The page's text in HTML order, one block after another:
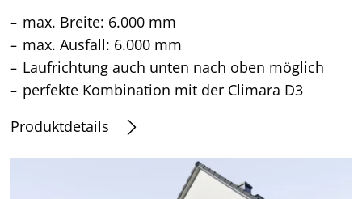
max. Breite: 6.000 mm
max. Ausfall: 6.000 mm
Laufrichtung auch unten nach oben möglich
perfekte Kombination mit der Climara D3
Produktdetails